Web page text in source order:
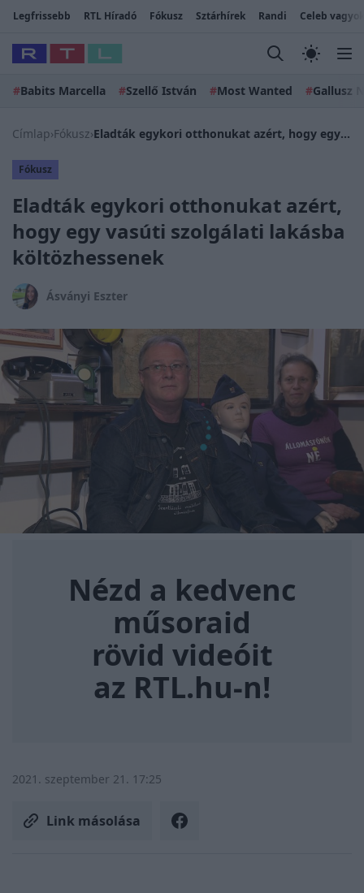
Legfrissebb RTL Híradó Fókusz Sztárhírek Randi Celeb
#Babits Marcella #Szellő István #Most Wanted #Gallusz
Címlap›Fókusz› Eladták egykori otthonukat azért, hogy egy vasúti szolgálati lakásba költözhessenek
Fókusz
Eladták egykori otthonukat azért,
hogy egy vasúti szolgálati lakásba
költözhessenek
Ásványi Eszter
Nézd a kedvenc
műsoraid
rövid videóit
az RTL.hu-n!
2021. szeptember 21. 17:25
Link másolása